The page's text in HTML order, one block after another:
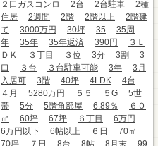
２口ガスコンロ
2台 2台駐車
2種
住居
2週間 2階 2階以上
2階建
て
3000万円 30坪 35
35周
年
35年 35年返済 390円
３Ｌ
ＤＫ
３丁目 ３位 3分 3割
3
口
３台 ３台駐車可能 3年
3月
入居可
3階 40坪 4LDK
4台
４月
5280万円 ５５ ５G
5世
帯
5分 5階角部屋 6.89％
６０
㎡
60坪 67坪 ６丁目
6万円
6万円以下
6帖以上 ６日
70㎡
70坪
７日 8台 8帖 8月末
99